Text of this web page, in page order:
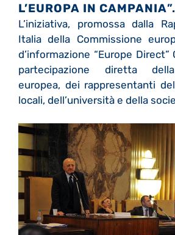
L’EUROPA IN CAMPANIA”.
L’iniziativa, promossa dalla
Italia della Commissione
d’informazione “Europe Direct”
partecipazione diretta
europea, dei rappresentanti
locali, dell’università e della